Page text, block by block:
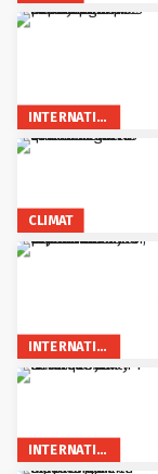
INTERNATIONAL
CLIMAT
INTERNATIONAL
INTERNATIONAL